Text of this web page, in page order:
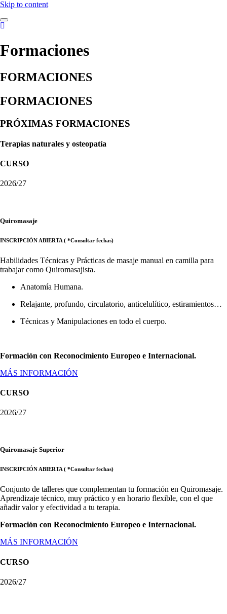
Skip to content
Formaciones
FORMACIONES
FORMACIONES
PRÓXIMAS FORMACIONES
Terapias naturales y osteopatía
CURSO
2026/27
Quiromasaje
INSCRIPCIÓN ABIERTA ( *Consultar fechas)
Habilidades Técnicas y Prácticas de masaje manual en camilla para
trabajar como Quiromasajista.
Anatomía Humana.
Relajante, profundo, circulatorio, anticelulítico, estiramientos…
Técnicas y Manipulaciones en todo el cuerpo.
Formación con Reconocimiento Europeo e Internacional.
MÁS INFORMACIÓN
CURSO
2026/27
Quiromasaje Superior
INSCRIPCIÓN ABIERTA ( *Consultar fechas)
Conjunto de talleres que complementan tu formación en Quiromasaje.
Aprendizaje técnico, muy práctico y en horario flexible, con el que
añadir valor y efectividad a tu terapia.
Formación con Reconocimiento Europeo e Internacional.
MÁS INFORMACIÓN
CURSO
2026/27